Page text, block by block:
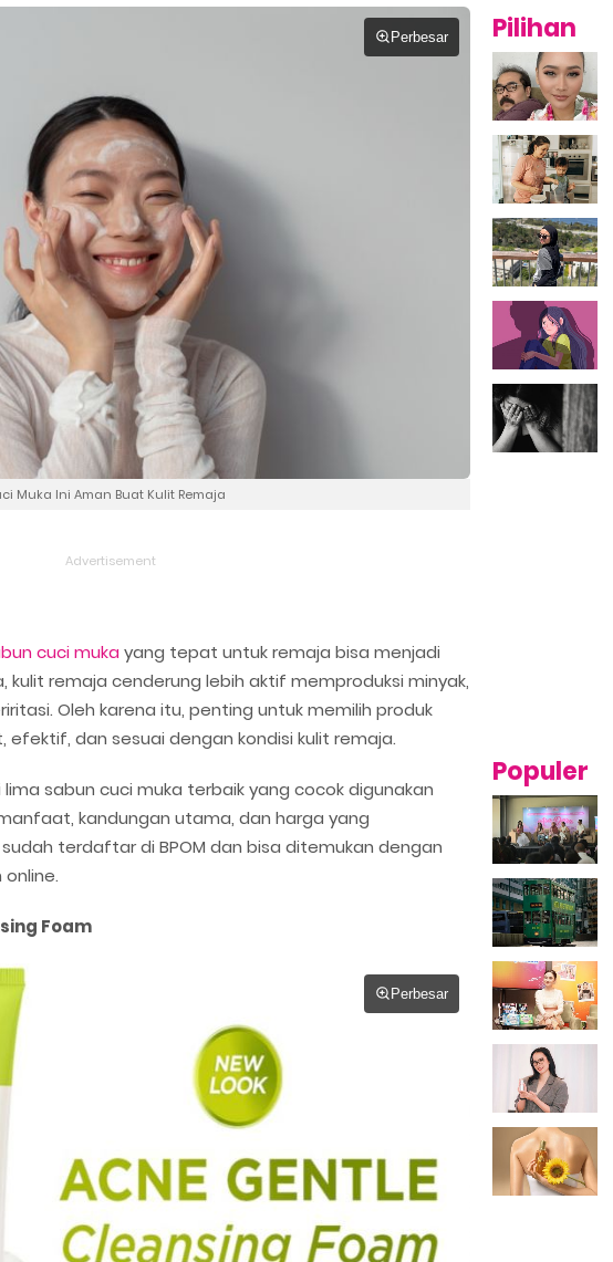
Perbesar
Muka Ini Aman Buat Kulit Remaja
cuci muka yang tepat untuk remaja bisa menjadi
kulit remaja cenderung lebih aktif memproduksi minyak,
Oleh karena itu, penting untuk memilih produk
efektif, dan sesuai dengan kondisi kulit remaja.
sabun cuci muka terbaik yang cocok digunakan
kandungan utama, dan harga yang
terdaftar di BPOM dan bisa ditemukan dengan
Foam
Perbesar
Pilihan
Populer